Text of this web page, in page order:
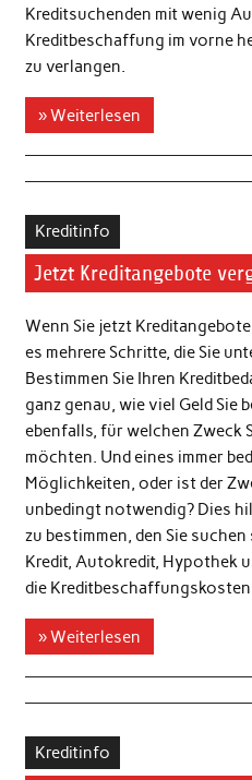
Kreditsuchenden mit wenig
Kreditbeschaffung im vorne
zu verlangen.
» Weiterlesen
Kreditinfo
Jetzt Kreditangebote
Wenn Sie jetzt
es mehrere Schritte, die Sie
Bestimmen Sie Ihren
ganz genau, wie viel Geld Sie
ebenfalls, für welchen Zweck
möchten. Und eines immer
Möglichkeiten, oder ist der
unbedingt notwendig? Dies
zu bestimmen, den Sie
Kredit, Autokredit, Hypothek
die
» Weiterlesen
Kreditinfo